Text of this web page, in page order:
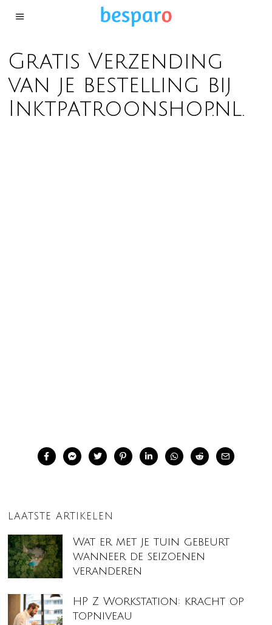
Gratis Verzending
van je bestelling bij
Inktpatroonshop.nl.
LAATSTE ARTIKELEN
Wat er met je tuin gebeurt
wanneer de seizoenen
veranderen
HP Z Workstation: kracht op
topniveau